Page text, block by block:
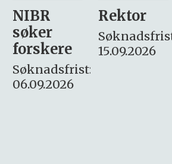
Rektor
Søknadsfrist:
15.09.2026
innen
miljøkjemi